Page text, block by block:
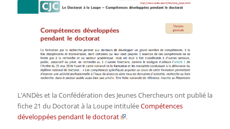
L’ANDès et la Confédération des Jeunes Chercheurs ont publié la
fiche 21 du Doctorat à la LoupeintituléeCompétences
développées pendant le doctorat
.